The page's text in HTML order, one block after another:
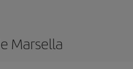
Marsella